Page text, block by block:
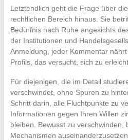
Letztendlich geht die Frage über
rechtlichen Bereich hinaus. Sie
Bedürfnis nach Ruhe angesichts
der Institutionen und
Anmeldung, jeder Kommentar
Profils, das versucht, sich zu
Für diejenigen, die im Detail
verschwindet, ohne Spuren zu
Schritt darin, alle Fluchtpunkte zu
Informationen gegen Ihren Willen
bleiben. Bewusst zu verschwinden,
Mechanismen